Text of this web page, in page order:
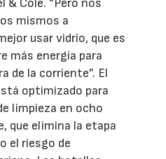
& Cole. “Pero nos
mismos a
usar vidrio, que es
más energía para
de la corriente”. El
optimizado para
limpieza en ocho
que elimina la etapa
el riesgo de